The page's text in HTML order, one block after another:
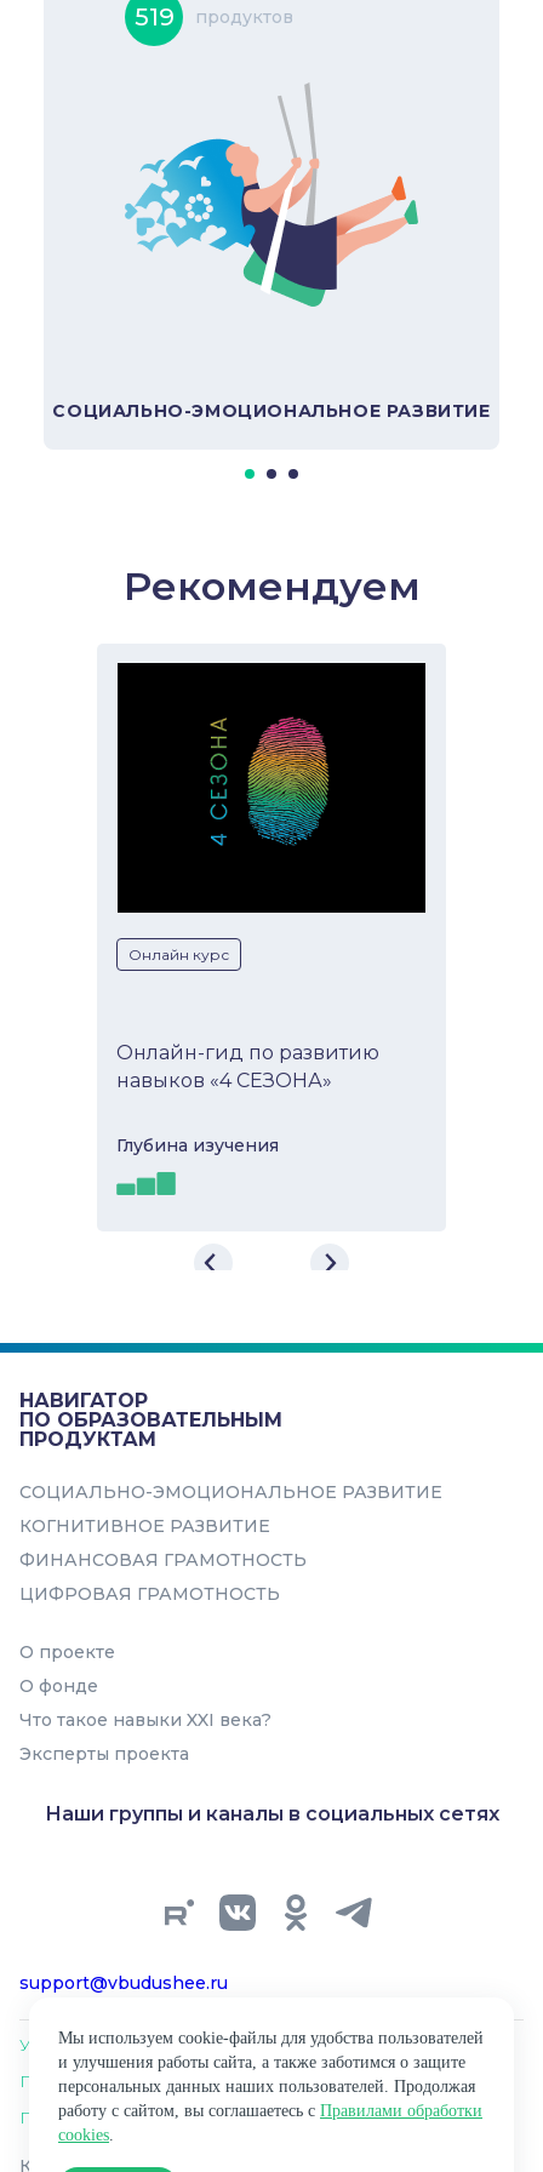
Анализ информации
Нейтральность оценок
В подборку
519 продуктов
СОЦИАЛЬНО-ЭМОЦИОНАЛЬНОЕ РАЗВИТИЕ
Рекомендуем
Онлайн курс
Онлайн-гид по развитию
навыков «4 СЕЗОНА»
Глубина изучeния
Онлайн-гид по развитию
СЕЗОНА» - это возможность для
Самоорганизация
НАВИГАТОР
ПО ОБРАЗОВАТЕЛЬНЫМ
ПРОДУКТАМ
СОЦИАЛЬНО-ЭМОЦИОНАЛЬНОЕ РАЗВИТИЕ
КОГНИТИВНОЕ РАЗВИТИЕ
ФИНАНСОВАЯ ГРАМОТНОСТЬ
ЦИФРОВАЯ ГРАМОТНОСТЬ
О проекте
О фонде
Что такое навыки XXI века?
Эксперты проекта
Наши группы и каналы в социальных сетях
support@vbudushee.ru
Условия использования материалов сайта
Политика обработки персональных данных
Правила обработки cookies
Копирование материалов сайта разрешено только
Мы используем cookie-файлы для удобства пользователей
и улучшения работы сайта, а также заботимся о защите
персональных данных наших пользователей. Продолжая
работу с сайтом, вы соглашаетесь с Правилами обработки
cookies.